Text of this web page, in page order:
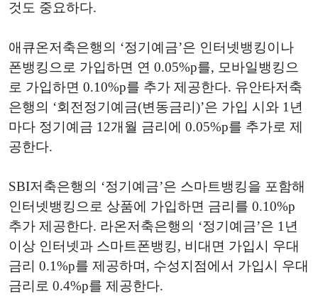
것도 중요하다.
애큐온저축은행의 ‘정기예금’은 인터넷뱅킹이나
폰뱅킹으로 가입하면 연 0.05%p를, 모바일뱅킹으
로 가입하면 0.10%p를 추가 제공한다. 유안타저축
은행의 ‘회전정기예금(변동금리)’은 가입 시와 1년
마다 정기예금 12개월 금리에 0.05%p를 추가로 제
공한다.
SBI저축은행의 ‘정기예금’은 스마트뱅킹을 포함해
인터넷뱅킹으로 상품에 가입하면 금리를 0.10%p
추가 제공한다. 라온저축은행의 ‘정기예금’은 1년
이상 인터넷과 스마트폰뱅킹, 비대면 가입시 우대
금리 0.1%p를 제공하며, 수성지점에서 가입시 우대
금리로 0.4%p를 제공한다.